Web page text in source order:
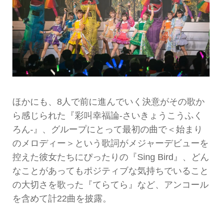
ほかにも、8人で前に進んでいく決意がその歌か
ら感じられた『彩叫幸福論-さいきょうこうふく
ろん-』、グループにとって最初の曲で＜始まり
のメロディー＞という歌詞がメジャーデビューを
控えた彼女たちにぴったりの『Sing Bird』、どん
なことがあってもポジティブな気持ちでいること
の大切さを歌った『てらてら』など、アンコール
を含めて計22曲を披露。